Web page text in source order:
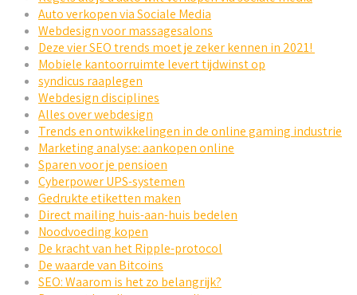
Auto verkopen via Sociale Media
Webdesign voor massagesalons
Deze vier SEO trends moet je zeker kennen in 2021!
Mobiele kantoorruimte levert tijdwinst op
syndicus raaplegen
Webdesign disciplines
Alles over webdesign
Trends en ontwikkelingen in de online gaming industrie
Marketing analyse: aankopen online
Sparen voor je pensioen
Cyberpower UPS-systemen
Gedrukte etiketten maken
Direct mailing huis-aan-huis bedelen
Noodvoeding kopen
De kracht van het Ripple-protocol
De waarde van Bitcoins
SEO: Waarom is het zo belangrijk?